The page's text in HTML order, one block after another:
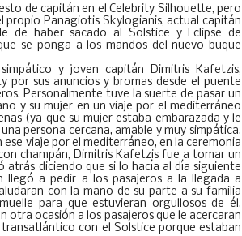
de capitán en el Celebrity Silhouette, pero
propio Panagiotis Skylogianis, actual capitán
de haber sacado al Solstice y Eclipse de
se ponga a los mandos del nuevo buque
y joven capitán Dimitris Kafetzis,
sus anuncios y bromas desde el puente
Personalmente tuve la suerte de pasar un
y su mujer en un viaje por el mediterráneo
(ya que su mujer estaba embarazada y le
persona cercana, amable y muy simpática,
ese viaje por el mediterráneo, en la ceremonia
champán, Dimitris Kafetzis fue a tomar un
atrás diciendo que si lo hacía al día siguiente
llegó a pedir a los pasajeros a la llegada a
con la mano de su parte a su familia
para que estuvieran orgullosos de él.
otra ocasión a los pasajeros que le acercaran
con el Solstice porque estaban